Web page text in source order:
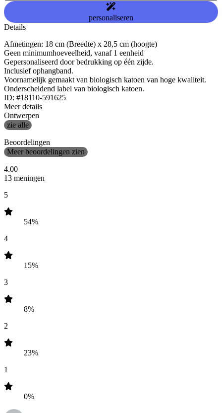
personaliseren
Details
Afmetingen: 18 cm (Breedte) x 28,5 cm (hoogte)
Geen minimumhoeveelheid, vanaf 1 eenheid
Gepersonaliseerd door bedrukking op één zijde.
Inclusief ophangband.
Voornamelijk gemaakt van biologisch katoen van hoge kwaliteit.
Onderscheidend label van biologisch katoen.
ID: #18110-591625
Meer details
Ontwerpen
zie alle
Beoordelingen
Meer beoordelingen zien
4.00
13 meningen
5
54%
4
15%
3
8%
2
23%
1
0%